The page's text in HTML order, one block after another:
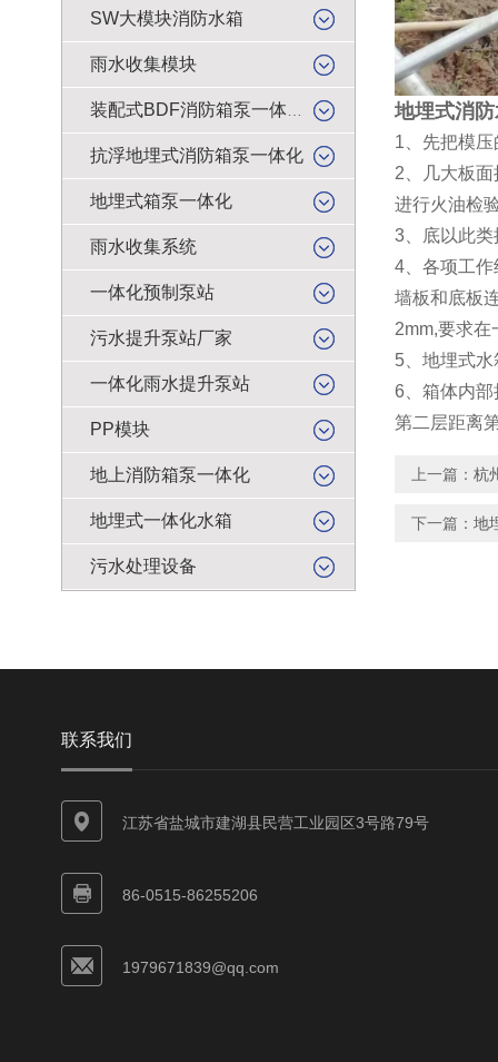
SW大模块消防水箱
雨水收集模块
抗浮地埋式消防箱泵一体化
地埋式箱泵一体化
雨水收集系统
一体化预制泵站
污水提升泵站厂家
一体化雨水提升泵站
PP模块
地上消防箱泵一体化
地埋式一体化水箱
污水处理设备
地埋式消
1、先把模
2、几大板
进行火油检
3、底以此
4、各项工
墙板和底板
2mm,要求
5、地埋式
6、箱体内
第二层距离
上一篇： 杭
下一篇： 地
联系我们
江苏省盐城市建湖县民营工业园区3号路79号
86-0515-86255206
1979671839@qq.com